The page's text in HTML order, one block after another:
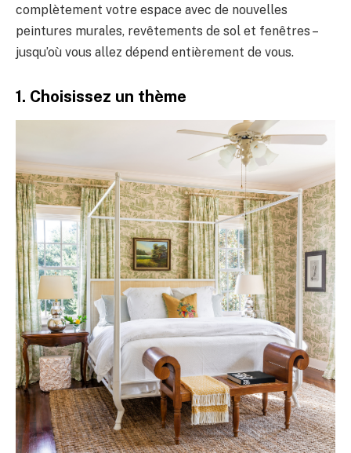
complètement votre espace avec de nouvelles
peintures murales, revêtements de sol et fenêtres –
jusqu’où vous allez dépend entièrement de vous.
1. Choisissez un thème